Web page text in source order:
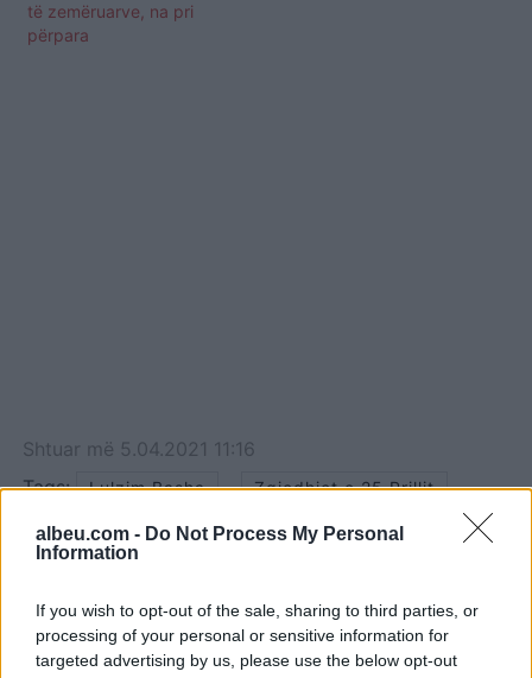
albeu.com - Do Not Process My Personal
Information
If you wish to opt-out of the sale, sharing to third parties, or
processing of your personal or sensitive information for
targeted advertising by us, please use the below opt-out
të zemëruarve, na pri
përpara
Shtuar më 5.04.2021 11:16
Tags:
Lulzim Basha , Zgjedhjet e 25 Prillit